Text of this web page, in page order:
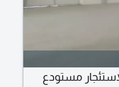
مميزة لاستئجار مستودع